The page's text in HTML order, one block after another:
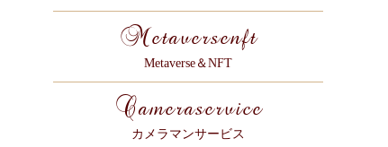
Metaversenft
Metaverse＆NFT
Cameraservice
カメラマンサービス